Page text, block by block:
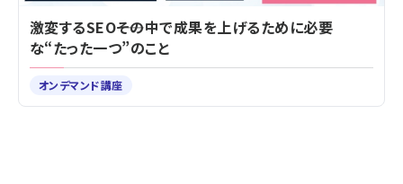
激変するSEO――その中で成果を上げるために必要
な“たった一つ”のこと
オンデマンド講座